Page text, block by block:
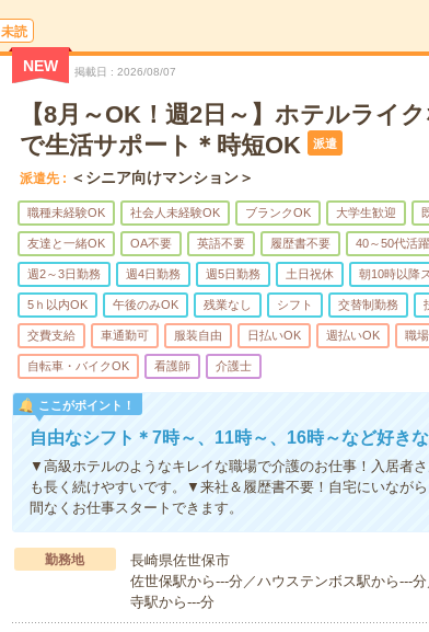
未読
NEW 掲載日 2026/08/07
【8月～OK！週2日～】ホテルライ
で生活サポート＊時短OK
派遣
派遣先 ＜シニア向けマンション＞
職種未経験OK 社会人未経験OK ブランクOK 大学生歓迎
友達と一緒OK OA不要 英語不要 履歴書不要 40～50代活躍
週2～3日勤務 週4日勤務 週5日勤務 土日祝休 朝10時以降
5ｈ以内OK 午後のみOK 残業なし シフト 交替制勤務
交費支給 車通勤可 服装自由 日払いOK 週払いOK 職
自転車・バイクOK 看護師 介護士
ここがポイント！
自由なシフト＊7時～、11時～、16時～など好き
▼高級ホテルのようなキレイな職場で介護のお仕事！入居者
も長く続けやすいです。▼来社＆履歴書不要！自宅にいなが
間なくお仕事スタートできます。
勤務地
長崎県佐世保市
佐世保駅から---分／ハウステンボス駅から---
寺駅から---分